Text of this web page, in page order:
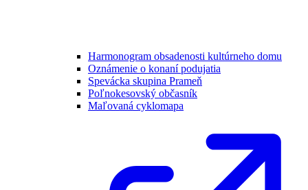
Harmonogram obsadenosti kultúrneho domu
Oznámenie o konaní podujatia
Spevácka skupina Prameň
Poľnokesovský občasník
Maľovaná cyklomapa